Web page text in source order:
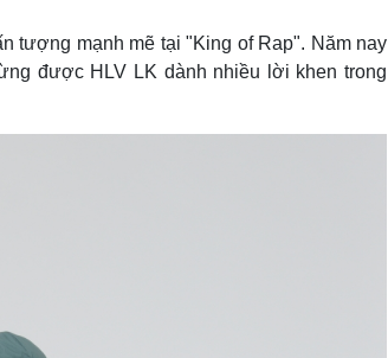
tượng mạnh mẽ tại "King of Rap". Năm nay
được HLV LK dành nhiều lời khen trong